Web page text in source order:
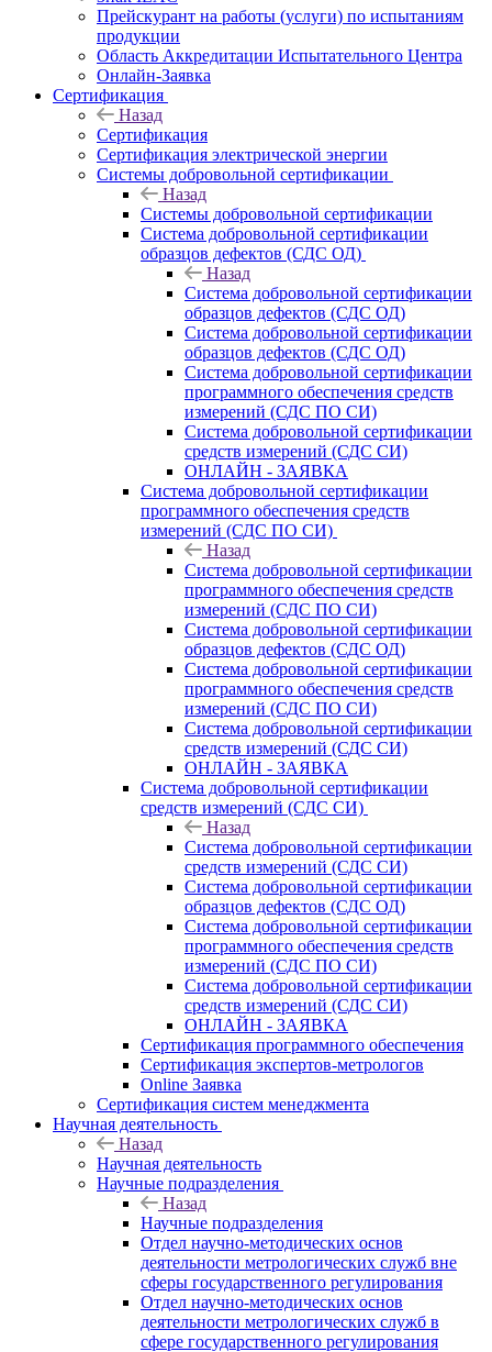
Прейскурант на работы (услуги) по испытаниям
продукции
Область Аккредитации Испытательного Центра
Онлайн-Заявка
Сертификация
Назад
Сертификация
Сертификация электрической энергии
Системы добровольной сертификации
Назад
Системы добровольной сертификации
Система добровольной сертификации
образцов дефектов (СДС ОД)
Назад
Система добровольной сертификации
образцов дефектов (СДС ОД)
Система добровольной сертификации
образцов дефектов (СДС ОД)
Система добровольной сертификации
программного обеспечения средств
измерений (СДС ПО СИ)
Система добровольной сертификации
средств измерений (СДС СИ)
ОНЛАЙН - ЗАЯВКА
Система добровольной сертификации
программного обеспечения средств
измерений (СДС ПО СИ)
Назад
Система добровольной сертификации
программного обеспечения средств
измерений (СДС ПО СИ)
Система добровольной сертификации
образцов дефектов (СДС ОД)
Система добровольной сертификации
программного обеспечения средств
измерений (СДС ПО СИ)
Система добровольной сертификации
средств измерений (СДС СИ)
ОНЛАЙН - ЗАЯВКА
Система добровольной сертификации
средств измерений (СДС СИ)
Назад
Система добровольной сертификации
средств измерений (СДС СИ)
Система добровольной сертификации
образцов дефектов (СДС ОД)
Система добровольной сертификации
программного обеспечения средств
измерений (СДС ПО СИ)
Система добровольной сертификации
средств измерений (СДС СИ)
ОНЛАЙН - ЗАЯВКА
Сертификация программного обеспечения
Сертификация экспертов-метрологов
Online Заявка
Сертификация систем менеджмента
Научная деятельность
Назад
Научная деятельность
Научные подразделения
Назад
Научные подразделения
Отдел научно-методических основ
деятельности метрологических служб вне
сферы государственного регулирования
Отдел научно-методических основ
деятельности метрологических служб в
сфере государственного регулирования